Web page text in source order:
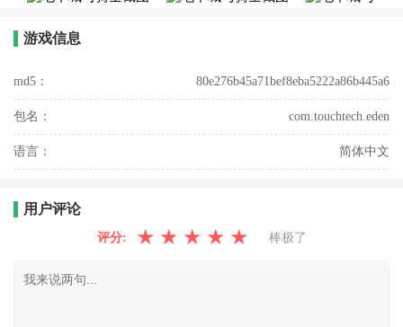
游戏信息
md5： 80e276b45a71bef8eba5222a86b445a6
包名： com.touchtech.eden
语言： 简体中文
用户评论
评分: ★ ★ ★ ★ ★ 棒极了